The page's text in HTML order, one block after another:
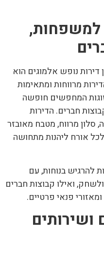
למשפחות,
נופש אלמוגים הוא
מרווחות ומתאימות
המחפשים חופשה
חברים. הדירות
סלון מרווח, מטבח מאובזר
אורח ליהנות מתחושה
בנוחות, עם
ואילו קבוצות חברים
פנאי פרטיים.
ושירותים